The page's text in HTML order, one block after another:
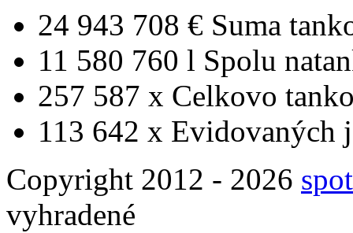
24 943 708 € Suma
11 580 760 l Spolu
257 587 x Celkovo
113 642 x Evidovaných
Copyright 2012 - 2026
vyhradené